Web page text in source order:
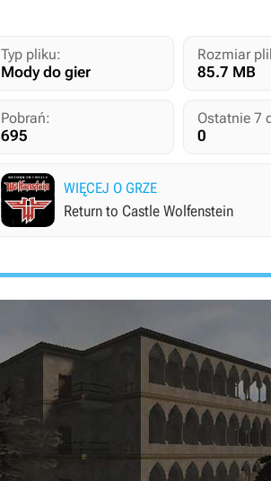
Typ pliku:
Mody do gier
Rozmiar
85.7 MB
Pobrań:
695
Ostatnie 7
0
WIĘCEJ O GRZE
Return to Castle Wolfenstein